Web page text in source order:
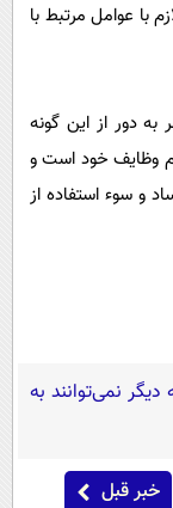
با عوامل مرتبط با
دور از این گونه
وظایف خود است و
و سوء استفاده از
نمی‌توانند به
خبر قبل